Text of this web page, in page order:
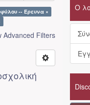
-- Έρευνα ×
Advanced Filters
Ο